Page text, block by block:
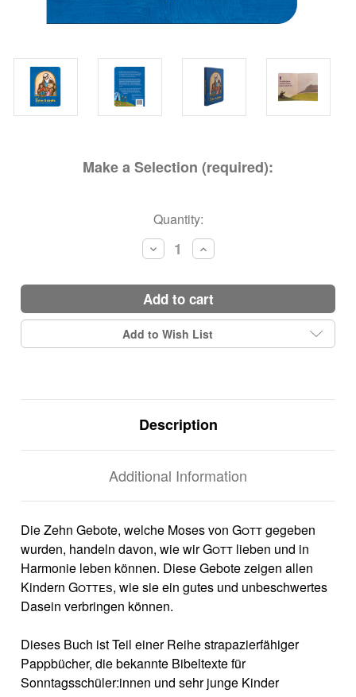
Make a Selection (required):
Quantity:
Decrease
Quantity:
Increase
Quantity:
add to cart
Add to Wish List
Description
Additional Information
Die Zehn Gebote, welche Moses von Gottgegeben
wurden, handeln davon, wie wirGott lieben und in
Harmonie leben können. Diese Gebote zeigen allen
Kindern Gottes, wie sie ein gutes und unbeschwertes
Dasein verbringen können.
Dieses Buch ist Teil einer Reihe strapazierfähiger
Pappbücher, die bekannte Bibeltexte für
Sonntagsschüler:innen und sehr junge Kinder